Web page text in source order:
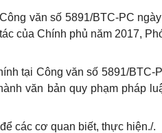
văn số 5891/BTC-PC
của Chính phủ năm 2017,
tại Công văn số 5891/BTC-
văn bản quy phạm pháp
các cơ quan biết, thực hiện./.